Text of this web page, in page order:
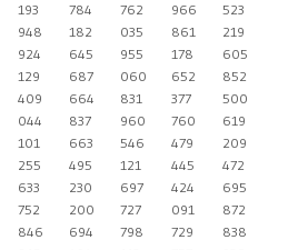
193 784 762 966
523
948 182 035 861
219
924 645 955 178
605
129 687 060 652
852
409 664 831 377
500
044 837 960 760
619
101 663 546 479
209
255 495 121 445
472
633 230 697 424
695
752 200 727 091
872
846 694 798 729
838